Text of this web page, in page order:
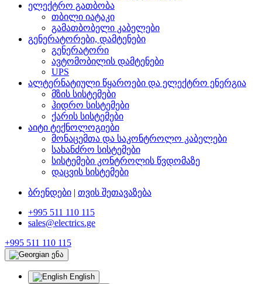
ელექტრო გათბობა
თბილი იატაკი
გამათბობელი კაბელები
გენერატორები, დამტენები
გენერატორი
ავტომობილის დამტენები
UPS
ალტერნატიული წყაროები და ელექტრო ენერგია
მზის სისტემები
ჰიდრო სისტემები
ქარის სისტემები
აიტი ტექნოლოგიები
მონაცემთა და საკონტროლო კაბელები
სახანძრო სისტემები
სისტემები კონტროლის წვდომაზე
დაცვის სისტემები
ბრენდები | თვის შეთავაზება
+995 511 110 115
sales@electrics.ge
+995 511 110 115
ენა
English